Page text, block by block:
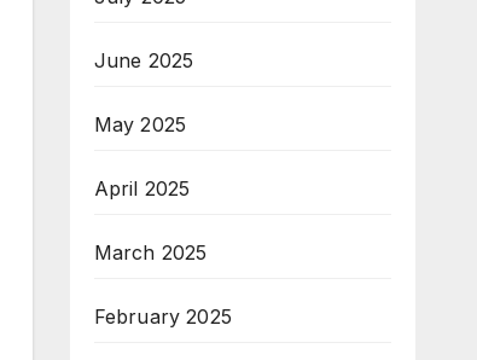
June 2025
May 2025
April 2025
March 2025
February 2025